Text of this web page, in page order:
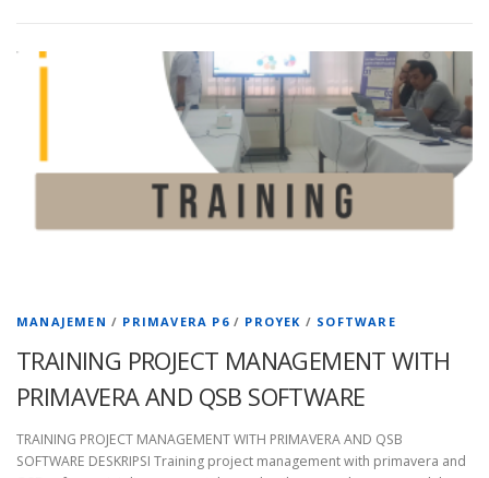
MANAJEMEN / PRIMAVERA P6/ PROYEK / SOFTWARE
TRAINING PROJECT MANAGEMENT WITH
PRIMAVERA AND QSB SOFTWARE
TRAINING PROJECT MANAGEMENT WITH PRIMAVERA AND QSB
SOFTWARE DESKRIPSI Training project management with primavera and